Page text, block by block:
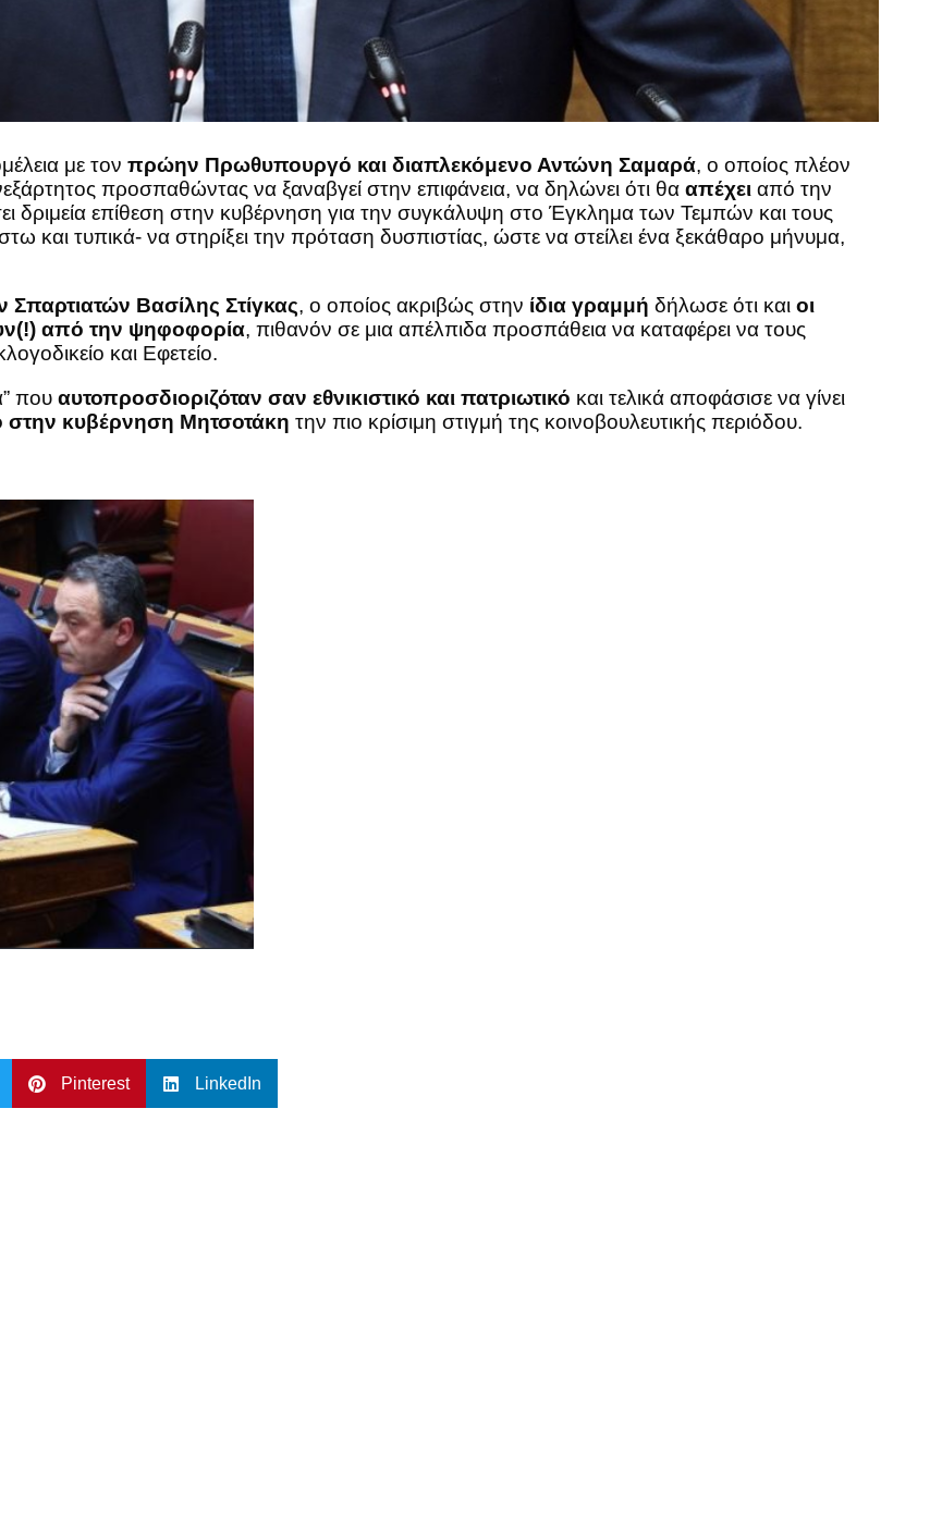
με τον πρώην Πρωθυπουργό και διαπλεκόμενο Αντώνη Σαμαρά, ο οποίος πλέον
προσπαθώντας να ξαναβγεί στην επιφάνεια, να δηλώνει ότι θα απέχει από την
δριμεία επίθεση στην κυβέρνηση για την συγκάλυψη στο Έγκλημα των Τεμπών και τους
και τυπικά- να στηρίξει την πρόταση δυσπιστίας, ώστε να στείλει ένα ξεκάθαρο μήνυμα,
Βασίλης Στίγκας, ο οποίος ακριβώς στην ίδια γραμμή δήλωσε ότι και οι
από την ψηφοφορία, πιθανόν σε μια απέλπιδα προσπάθεια να καταφέρει να τους
και Εφετείο.
που αυτοπροσδιοριζόταν σαν εθνικιστικό και πατριωτικό και τελικά αποφάσισε να γίνει
στην κυβέρνηση Μητσοτάκη την πιο κρίσιμη στιγμή της κοινοβουλευτικής περιόδου.
Pinterest LinkedIn